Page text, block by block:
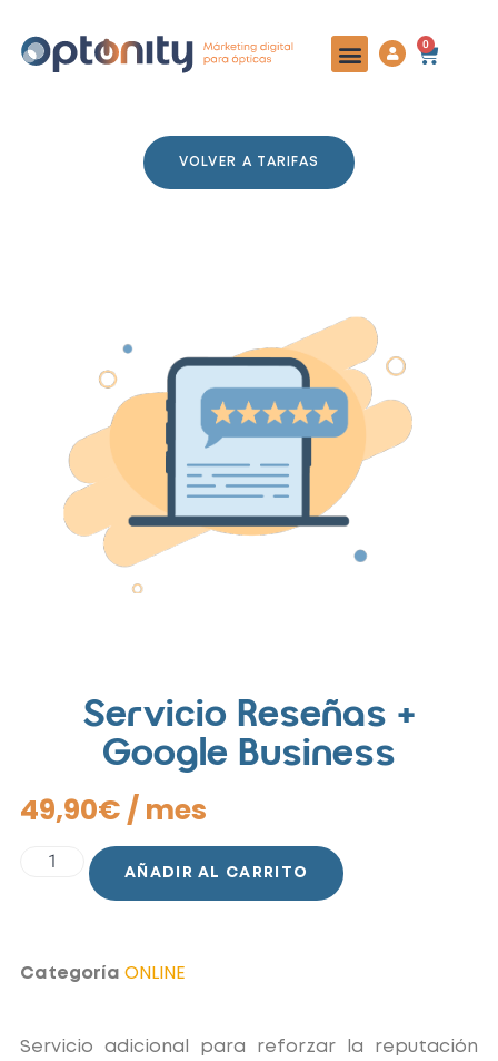
0
VOLVER A TARIFAS
Servicio Reseñas +
Google Business
49,90€ / mes
AÑADIR AL CARRITO
Categoría ONLINE
Servicio adicional para reforzar la reputación